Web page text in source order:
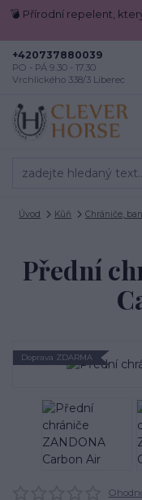
💣 Přírodní repelent,
+420737880039
PO - PÁ 9.30 - 17.30
Vrchlického 338/3 Liberec
Úvod Kůň Chrániče,
Přední
Doprava ZDARMA